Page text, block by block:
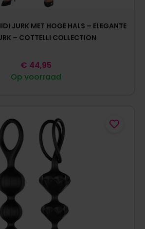
JURK MET HOGE HALS – ELEGANTE
– COTTELLI COLLECTION
Op voorraad
€ 44,95